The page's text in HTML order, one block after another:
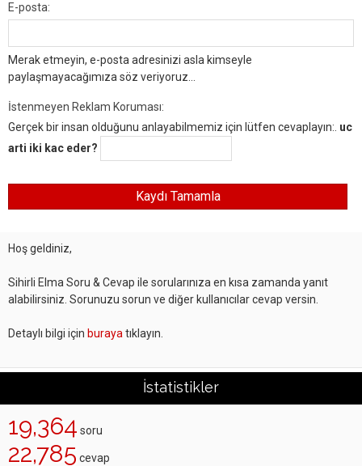
E-posta:
Merak etmeyin, e-posta adresinizi asla kimseyle
paylaşmayacağımıza söz veriyoruz...
İstenmeyen Reklam Koruması:
Gerçek bir insan olduğunu anlayabilmemiz için lütfen cevaplayın:. uc
arti iki kac eder?
Hoş geldiniz,
Sihirli Elma Soru & Cevap ile sorularınıza en kısa zamanda yanıt
alabilirsiniz. Sorunuzu sorun ve diğer kullanıcılar cevap versin.
Detaylı bilgi için buraya tıklayın.
İstatistikler
19,364 soru
22,785 cevap